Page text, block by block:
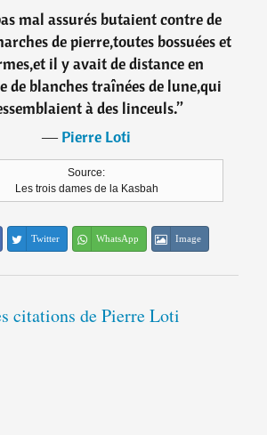
mal assurés butaient contre de
de pierre,toutes bossuées et
il y avait de distance en
de blanches traînées de lune,qui
à des linceuls.”
―Pierre Loti
Source:
Les trois dames de la Kasbah
Twitter WhatsApp Image
citations de Pierre Loti